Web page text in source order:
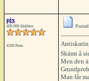
pix
400.000-klubben
4268 Posts
Skämt å
Men den
Man får